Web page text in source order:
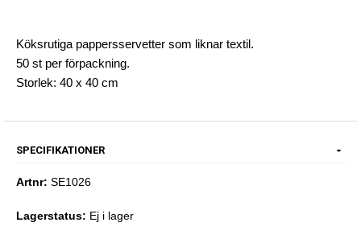
Köksrutiga pappersservetter som liknar textil.
50 st per förpackning.
Storlek: 40 x 40 cm
SPECIFIKATIONER
Artnr: SE1026
Lagerstatus: Ej i lager